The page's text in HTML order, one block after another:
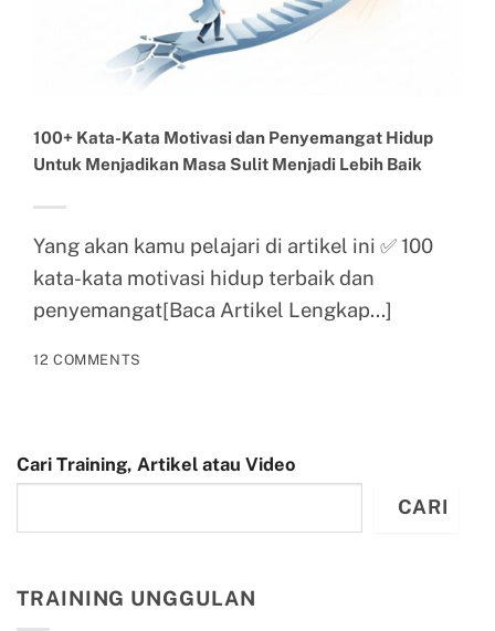
100+ Kata-Kata Motivasi dan Penyemangat Hidup
Untuk Menjadikan Masa Sulit Menjadi Lebih Baik
Yang akan kamu pelajari di artikel ini ✅ 100
kata-kata motivasi hidup terbaik dan
penyemangat[Baca Artikel Lengkap...]
12 COMMENTS
Cari Training, Artikel atau Video
CARI
TRAINING UNGGULAN